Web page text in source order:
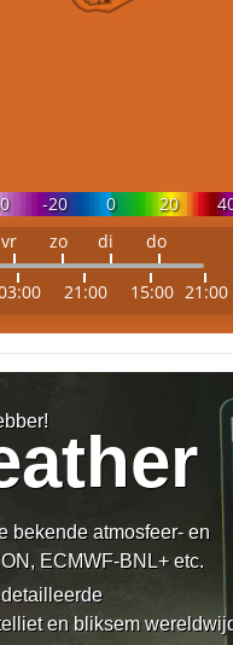
-20 0 20
vr zo di do
21:00 15:00 21:00
bekende atmosfeer- en
ECMWF-BNL+ etc.
en bliksem